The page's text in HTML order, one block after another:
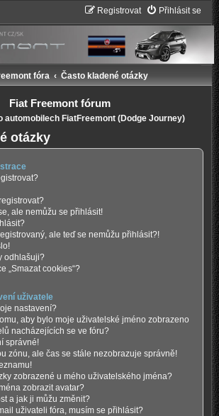
Přihlásit se
Registrovat
fóra Často kladené otázky
Fiat Freemont fórum
automobilech FiatFreemont (Dodge Journey)
otázky
ale nemůžu se přihlásit!
ale teď se nemůžu přihlásit?!
odhlašuji?
„Smazat cookies“?
uživatele
nastavení?
aby bylo moje uživatelské jméno zobrazeno
nacházejících se ve fóru?
správné!
zónu, ale čas se stále nezobrazuje správně!
zobrazené u mého uživatelského jména?
zobrazit avatar?
a jak ji můžu změnit?
uživateli fóra, musím se přihlásit?